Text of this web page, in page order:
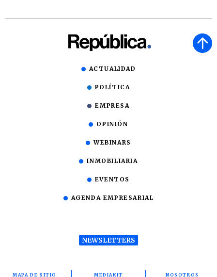
ACTUALIDAD
POLÍTICA
EMPRESA
OPINIÓN
WEBINARS
INMOBILIARIA
EVENTOS
AGENDA EMPRESARIAL
NEWSLETTERS
MAPA DE SITIO MEDIAKIT NOSOTROS